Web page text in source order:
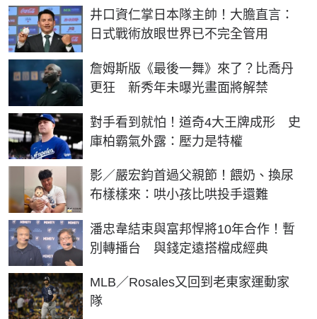
井口資仁掌日本隊主帥！大膽直言：
日式戰術放眼世界已不完全管用
詹姆斯版《最後一舞》來了？比喬丹
更狂 新秀年未曝光畫面將解禁
對手看到就怕！道奇4大王牌成形 史
庫柏霸氣外露：壓力是特權
影／嚴宏鈞首過父親節！餵奶、換尿
布樣樣來：哄小孩比哄投手還難
潘忠韋結束與富邦悍將10年合作！暫
別轉播台 與錢定遠搭檔成經典
MLB／Rosales又回到老東家運動家
隊